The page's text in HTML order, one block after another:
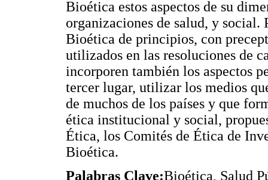
Bioética estos aspectos de su
organizaciones de salud, y social.
Bioética de principios, con
utilizados en las resoluciones de
incorporen también los aspectos
tercer lugar, utilizar los medios
de muchos de los países y que
ética institucional y social,
Ética, los Comités de Ética de
Bioética.
Palabras Clave:Bioética, Salud